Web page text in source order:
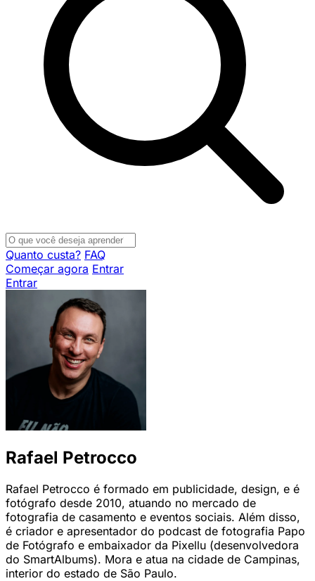
Quanto custa? FAQ
Começar agora Entrar
Entrar
Rafael Petrocco
Rafael Petrocco é formado em publicidade, design, e é
fotógrafo desde 2010, atuando no mercado de
fotografia de casamento e eventos sociais. Além disso,
é criador e apresentador do podcast de fotografia Papo
de Fotógrafo e embaixador da Pixellu (desenvolvedora
do SmartAlbums). Mora e atua na cidade de Campinas,
interior do estado de São Paulo.